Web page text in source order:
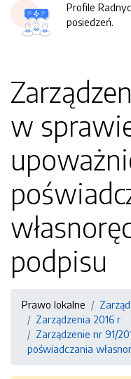
Profile
posiedzeń.
w
podpisu
Prawo lokalne
Zarządzenia 2016 r
Zarządzenie nr 91/
poświadczania